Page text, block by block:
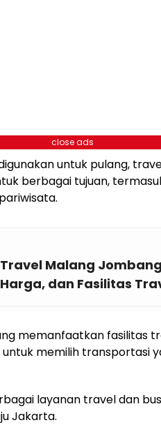
close ads
untuk pulang,
berbagai tujuan,
Malang
dan Fasilitas
memanfaatkan fasilitas
untuk memilih transportasi
layanan travel dan
Jakarta.